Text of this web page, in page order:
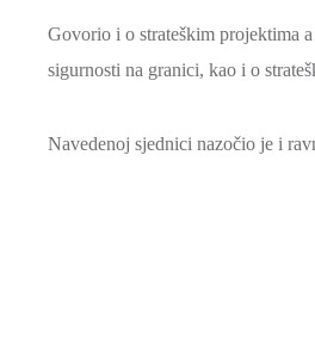
Govorio i o strateškim projektima
sigurnosti na granici, kao i o
Navedenoj sjednici nazočio je i